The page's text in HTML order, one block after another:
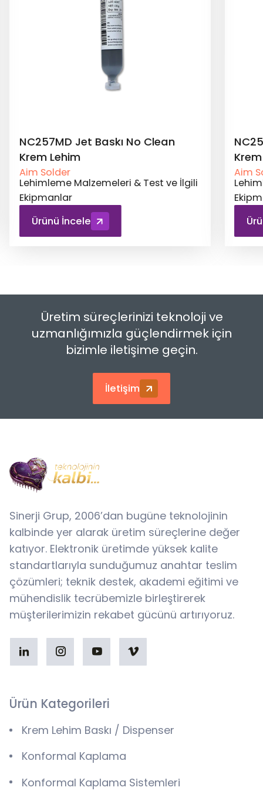
NC259FPA Ultra İnce No Clean
Krem Lehim
Aim Solder
Lehimleme Malzemeleri & Test ve İlgili
Ekipmanlar
Ürünü İncele
Aim
Üretim süreçlerinizi teknoloji ve
uzmanlığımızla güçlendirmek için
bizimle iletişime geçin.
İletişim
Sinerji Grup, 2006’dan bugüne teknolojinin
kalbinde yer alarak üretim süreçlerine değer
katıyor. Elektronik üretimde yüksek kalite
standartlarıyla sunduğumuz anahtar teslim
çözümleri; teknik destek, akademi eğitimi ve
mühendislik tecrübemizle birleştirerek
müşterilerimizin rekabet gücünü artırıyoruz.
Ürün Kategorileri
Krem Lehim Baskı / Dispenser
Konformal Kaplama
Konformal Kaplama Sistemleri